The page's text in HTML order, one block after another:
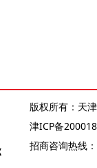
版权所有：天
津ICP备
招商咨询热线：